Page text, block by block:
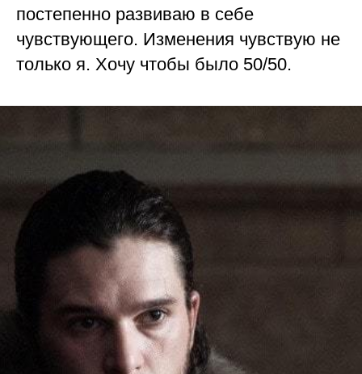
постепенно развиваю в себе
чувствующего. Изменения чувствую не
только я. Хочу чтобы было 50/50.